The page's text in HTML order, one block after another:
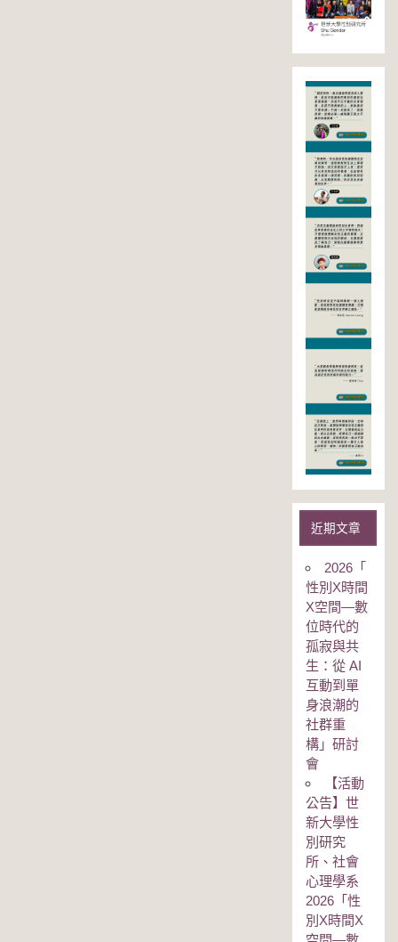
近期文章
2026「
性別Χ時間
Χ空間—數
位時代的
孤寂與共
生：從 AI
互動到單
身浪潮的
社群重
構」研討
會
【活動
公告】世
新大學性
別研究
所、社會
心理學系
2026「性
別Χ時間Χ